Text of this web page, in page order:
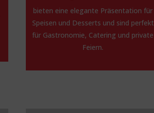
bieten eine elegante Präsentation für
Speisen und Desserts und sind perfekt
für Gastronomie, Catering und private
Feiern.